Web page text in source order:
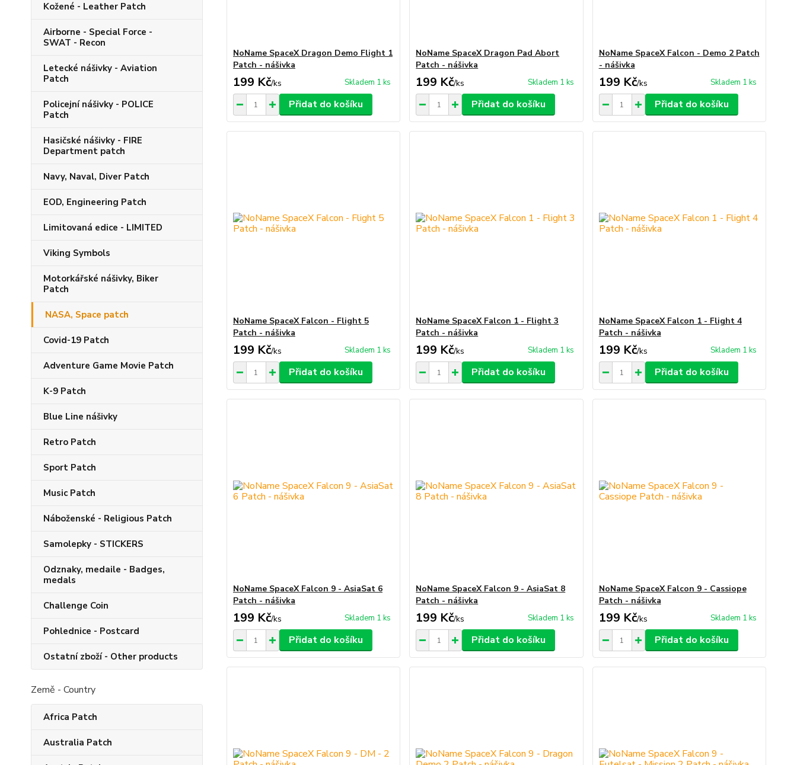
Kožené - Leather Patch
Airborne - Special Force -
SWAT - Recon
Letecké nášivky - Aviation
Patch
Policejní nášivky - POLICE
Patch
Hasičské nášivky - FIRE
Department patch
Navy, Naval, Diver Patch
EOD, Engineering Patch
Limitovaná edice - LIMITED
Viking Symbols
Motorkářské nášivky, Biker
Patch
NASA, Space patch
Covid-19 Patch
Adventure Game Movie Patch
K-9 Patch
Blue Line nášivky
Retro Patch
Sport Patch
Music Patch
Náboženské - Religious Patch
Samolepky - STICKERS
Odznaky, medaile - Badges,
medals
Challenge Coin
Pohlednice - Postcard
Ostatní zboží - Other products
Země - Country
Africa Patch
Australia Patch
NoName SpaceX Dragon Demo Flight 1
Patch - nášivka
199 Kč/ks Skladem 1 ks
Přidat do košíku
NoName SpaceX Dragon Pad Abort
Patch - nášivka
199 Kč/ks Skladem 1 ks
Přidat do košíku
NoName SpaceX Falcon - Demo 2 Patch
- nášivka
199 Kč/ks Skladem 1 ks
Přidat do košíku
NoName SpaceX Falcon - Flight 5
Patch - nášivka
199 Kč/ks Skladem 1 ks
Přidat do košíku
NoName SpaceX Falcon 1 - Flight 3
Patch - nášivka
199 Kč/ks Skladem 1 ks
Přidat do košíku
NoName SpaceX Falcon 1 - Flight 4
Patch - nášivka
199 Kč/ks Skladem 1 ks
Přidat do košíku
NoName SpaceX Falcon 9 - AsiaSat 6
Patch - nášivka
199 Kč/ks Skladem 1 ks
Přidat do košíku
NoName SpaceX Falcon 9 - AsiaSat 8
Patch - nášivka
199 Kč/ks Skladem 1 ks
Přidat do košíku
NoName SpaceX Falcon 9 - Cassiope
Patch - nášivka
199 Kč/ks Skladem 1 ks
Přidat do košíku